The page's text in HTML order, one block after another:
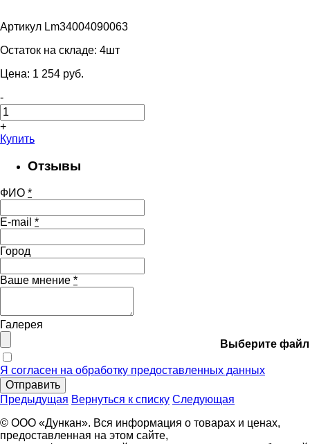
Артикул Lm34004090063
Остаток на складе: 4шт
Цена: 1 254 pуб.
-
+
Купить
Отзывы
ФИО *
E-mail *
Город
Ваше мнение *
Галерея
Выберите файл
Я согласен на обработку предоставленных данных
Отправить
Предыдущая Вернуться к списку Следующая
© ООО «Дункан». Вся информация о товарах и ценах,
предоставленная на этом сайте,